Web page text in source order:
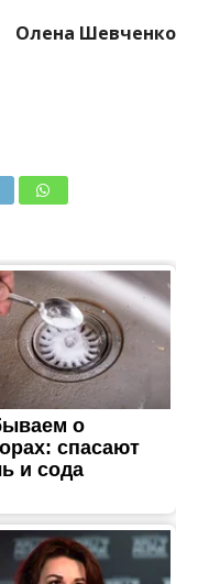
Олена Шевченко